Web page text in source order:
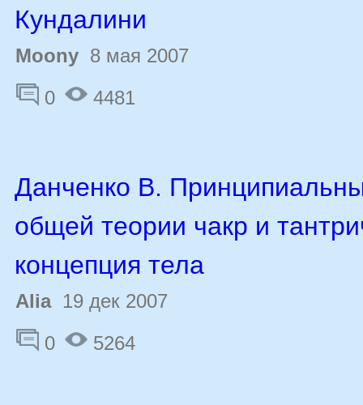
Кундалини
Moony 8 мая 2007
0
4481
Данченко В.
общей теории чакр и
концепция тела
Alia19 дек 2007
0
5264